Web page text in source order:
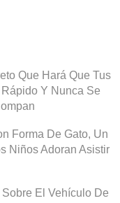
Que Hará Que Tus
Y Nunca Se
Forma De Gato, Un
Niños Adoran Asistir
El Vehículo De